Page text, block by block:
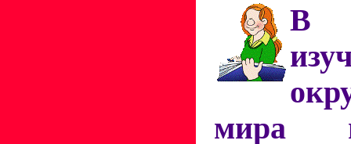
В
мира